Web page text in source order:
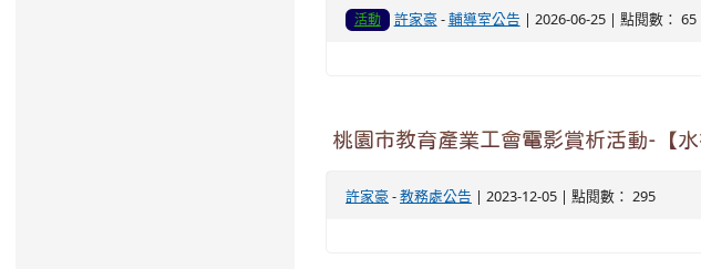
活動 許家豪 -輔導室公告 | 2026-06-25 | 點閱數： 65
桃園市教育產業工會電影賞析活動-【水
許家豪 -教務處公告 | 2023-12-05 | 點閱數： 295